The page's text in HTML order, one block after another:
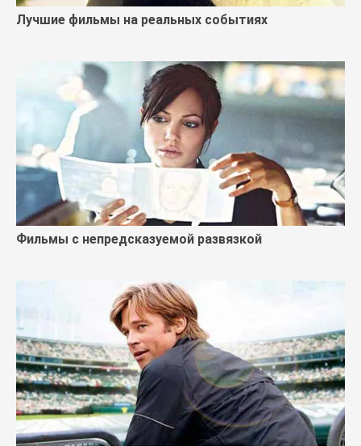
Лучшие фильмы на реальных событиях
Фильмы с непредсказуемой развязкой